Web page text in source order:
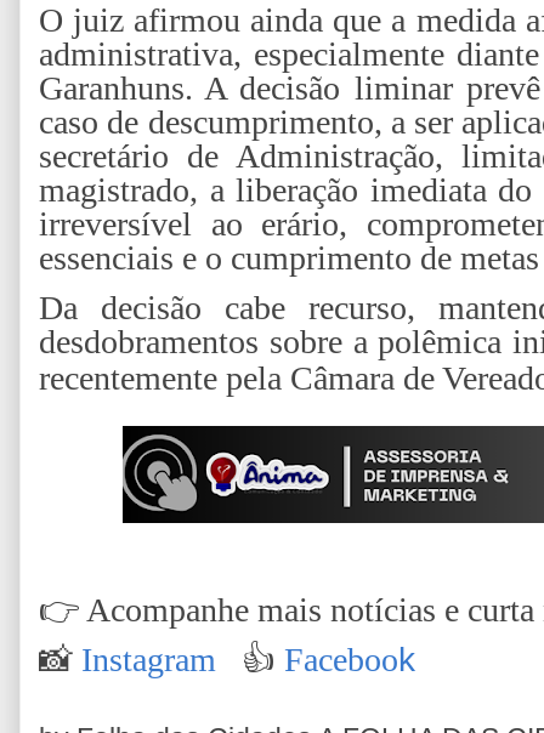
O juiz afirmou ainda que a medida
administrativa, especialmente
Garanhuns. A decisão liminar
caso de descumprimento, a ser
secretário de Administração,
magistrado, a liberação imediata
irreversível ao erário,
essenciais e o cumprimento de
Da decisão cabe recurso,
desdobramentos sobre a polêmica
recentemente pela Câmara de
👉 Acompanhe mais notícias e curta
📸 Instagram 👍 Facebook